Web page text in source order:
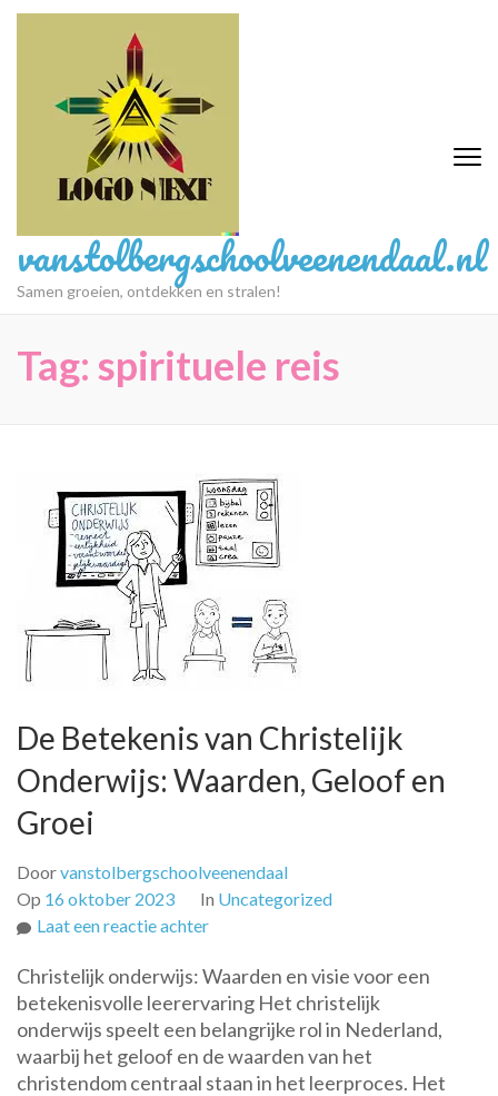
Ga
vanstolbergschoolveenendaal.nl
Samen groeien, ontdekken en stralen!
Tag: spirituele reis
De Betekenis van Christelijk
Onderwijs: Waarden, Geloof en
Groei
Doorvanstolbergschoolveenendaal
Op 16 oktober 2023 In Uncategorized
Laat een reactie achterop
Betekenis
van
Christelijk
Onderwijs:
Waarden,
Christelijk onderwijs: Waarden en visie voor een
betekenisvolle leerervaring Het christelijk
onderwijs speelt een belangrijke rol in Nederland,
waarbij het geloof en de waarden van het
christendom centraal staan in het leerproces. Het